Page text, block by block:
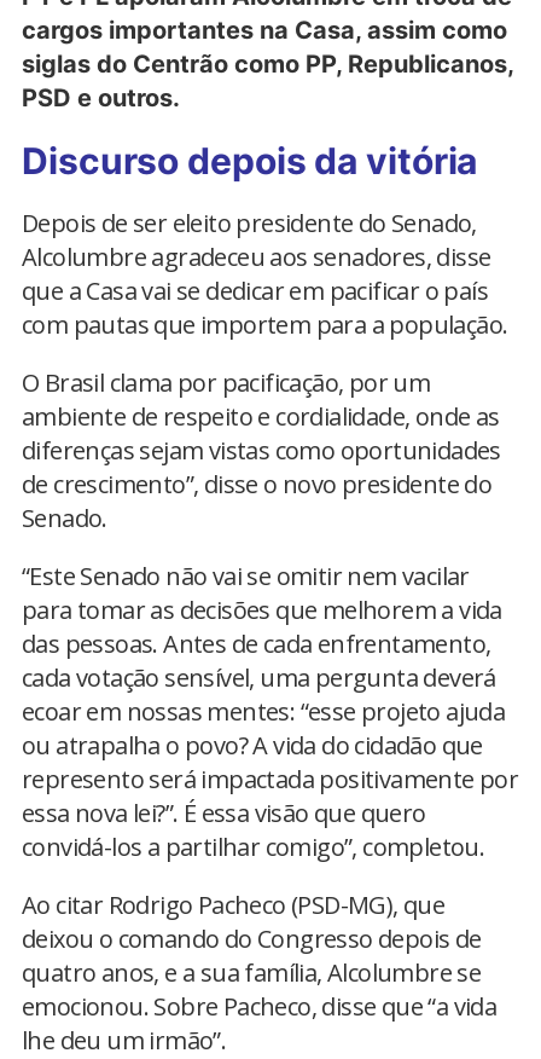
cargos importantes na Casa, assim como
siglas do Centrão como PP, Republicanos,
PSD e outros.
Discurso depois da vitória
Depois de ser eleito presidente do Senado,
Alcolumbre agradeceu aos senadores, disse
que a Casa vai se dedicar em pacificar o país
com pautas que importem para a população.
O Brasil clama por pacificação, por um
ambiente de respeito e cordialidade, onde as
diferenças sejam vistas como oportunidades
de crescimento”, disse o novo presidente do
Senado.
“Este Senado não vai se omitir nem vacilar
para tomar as decisões que melhorem a vida
das pessoas. Antes de cada enfrentamento,
cada votação sensível, uma pergunta deverá
ecoar em nossas mentes: “esse projeto ajuda
ou atrapalha o povo? A vida do cidadão que
represento será impactada positivamente por
essa nova lei?”. É essa visão que quero
convidá-los a partilhar comigo”, completou.
Ao citar Rodrigo Pacheco (PSD-MG), que
deixou o comando do Congresso depois de
quatro anos, e a sua família, Alcolumbre se
emocionou. Sobre Pacheco, disse que “a vida
lhe deu um irmão”.